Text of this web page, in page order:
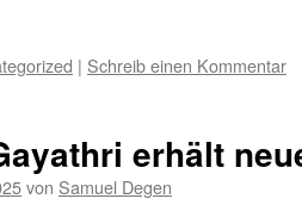
| Schreib einen Kommentar
erhält
von Samuel Degen